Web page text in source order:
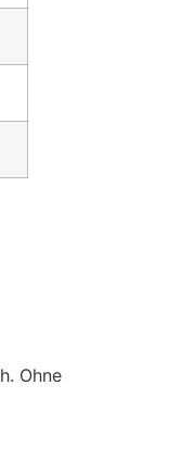
Ohne